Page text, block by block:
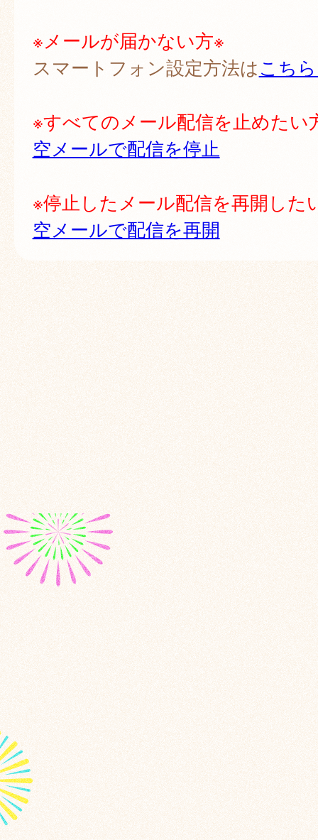
※メールが届かない方※
スマートフォン設定方法はこち
※すべてのメール配信を止めたい
空メールで配信を停止
※停止したメール配信を再開した
空メールで配信を再開